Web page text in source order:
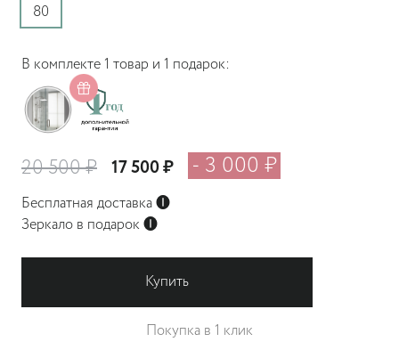
80
В комплекте 1 товар и 1 подарок:
20 500 ₽ 17 500 ₽ - 3 000 ₽
Бесплатная доставка🅘
Зеркало в подарок 🅘
Купить
Покупка в 1 клик